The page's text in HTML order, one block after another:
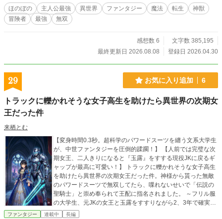
のプレイヤーだけを「観測対象」に指定し、静かにこう記録した。 「面白い」
※こちらの小説は『小説家になろう』『カクヨム』にお投稿しております。 Ro
yal Roadにも投稿して良いおります。
ほのぼの 主人公最強 異世界 ファンタジー 魔法 転生
神獣
冒険者
最強 無双
感想数 6
文字数 385,195
最終更新日 2026.08.08
登録日 2026.04.30
29 お気に入り追加 6
トラックに轢かれそうな女子高生を助けたら異世界の次期女
王だった件
来栖とむ
【変身時間0.3秒。超科学のパワードスーツを纏う文系大学生
が、中世ファンタジーを圧倒的蹂躙！】 【人前では完璧な次
期女王、二人きりになると『玉露』をすする現役JKに戻るギ
ャップが最高に可愛い！】 トラックに轢かれそうな女子高生
を助けたら異世界の次期女王だった件。神様から貰った無敵
のパワードスーツで無双してたら、喋れないせいで「伝説の
聖騎士」と崇め奉られて王配に指名されました。 ～フリル服
の大学生、元JKの女王と玉露をすすりながら2、3年で確実に
地球へ帰る期間限定の異世界赴任ライフ～ 大学のブラック研
ファンタジー 連載中 長編